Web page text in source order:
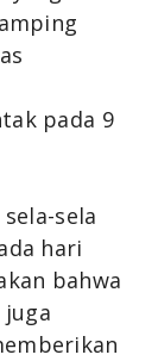
pada 9
sela
hari
bahwa